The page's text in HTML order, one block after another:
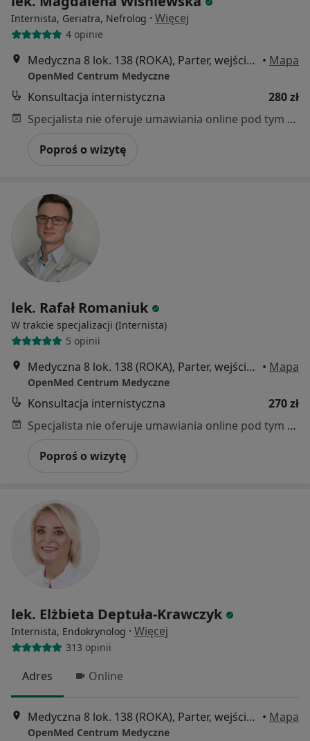
Internista, Geriatra, Nefrolog · Więcej
4 opinie
Medyczna 8 lok. 138 (ROKA), Parter, wejście od ul. Honorowych Dawców Krwi, Płock • Mapa
OpenMed Centrum Medyczne
Konsultacja internistyczna
280 zł
Specjalista nie oferuje umawiania online pod tym adresem.
Poproś o wizytę
lek. Rafał Romaniuk
W trakcie specjalizacji (Internista)
5 opinii
Medyczna 8 lok. 138 (ROKA), Parter, wejście od ul. Honorowych Dawców Krwi, Płock • Mapa
OpenMed Centrum Medyczne
Konsultacja internistyczna
270 zł
Specjalista nie oferuje umawiania online pod tym adresem.
Poproś o wizytę
lek. Elżbieta Deptuła-Krawczyk
Internista, Endokrynolog · Więcej
313 opinii
Adres Online
Medyczna 8 lok. 138 (ROKA), Parter, wejście od ul. Honorowych Dawców Krwi, Płock • Mapa
OpenMed Centrum Medyczne